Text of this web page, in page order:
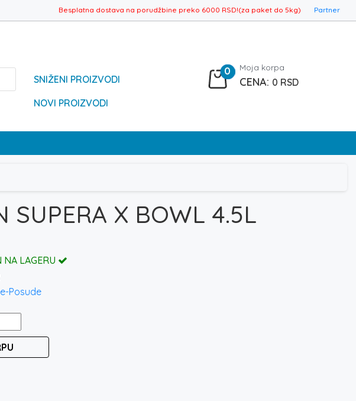
Besplatna dostava na porudžbine preko 6000 RSD!(za paket do 5kg) Partner
SNIŽENI PROIZVODI
NOVI PROIZVODI
0 Moja korpa
0 RSD
SUPERA X BOWL 4.5L
NA LAGERU
Posude